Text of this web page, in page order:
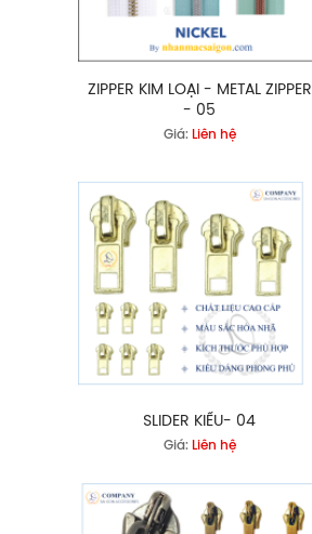
ZIPPER KIM LOẠI - METAL ZIPPER
- 05
Giá: Liên hệ
SLIDER KIỂU- 04
Giá: Liên hệ